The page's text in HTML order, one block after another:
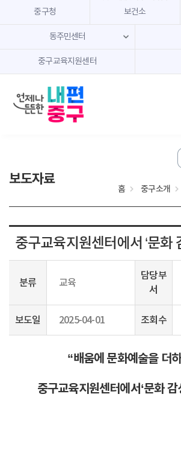
본문 내용 바로가기
주메뉴 바로가기
중구청 보건소
동주민센터
중구교육지원센터
보도자료
홈 중구소개
중구교육지원센터에서 ‘문화
분류 교육
담당부
서
보도일 2025-04-01 조회수
“배움에 문화예술을 더
중구교육지원센터에서‘문화 감